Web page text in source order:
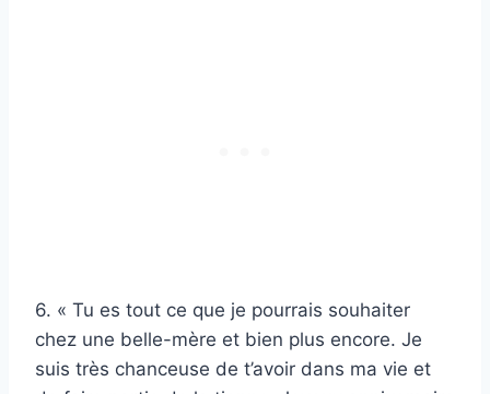
6. « Tu es tout ce que je pourrais souhaiter
chez une belle-mère et bien plus encore. Je
suis très chanceuse de t’avoir dans ma vie et